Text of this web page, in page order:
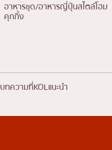
อาหารชุด/อาหารญี่ปุ่นสไตล์โฮม
คุกกิ้ง
บทความที่KOLแนะนำ